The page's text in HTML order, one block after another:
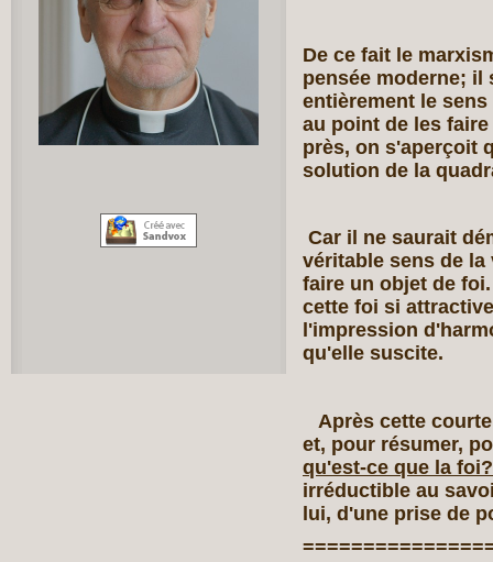
De ce fait le
pensée moderne; il
entièrement le
au point de les
près, on s'aperçoit
solution de la
Car il ne saurait
véritable sens de
faire un objet de
cette foi si
l'impression
qu'elle suscite.
Après cette
et, pour résumer,
qu'est‑ce que la foi?
irréductible au
lui, d'une prise de